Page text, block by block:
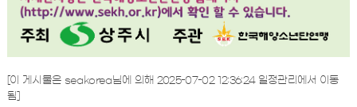
[이 게시물은 seakorea님에 의해 2025-07-02 12:36:24 일정관리에서 이동
됨]